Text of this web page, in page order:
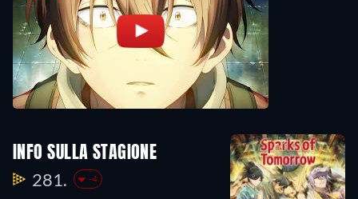
INFO SULLA STAGIONE
281. -4